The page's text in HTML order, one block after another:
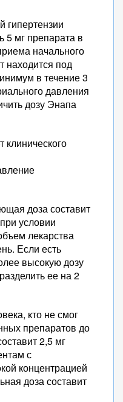
гипертензии
5 мг препарата в
начального
находится под
в течение 3
давления
дозу Энапа
клинического
доза составит
условии
лекарства
Если есть
высокую дозу
ее на 2
кто не смог
препаратов до
2,5 мг
с
концентрацией
доза составит